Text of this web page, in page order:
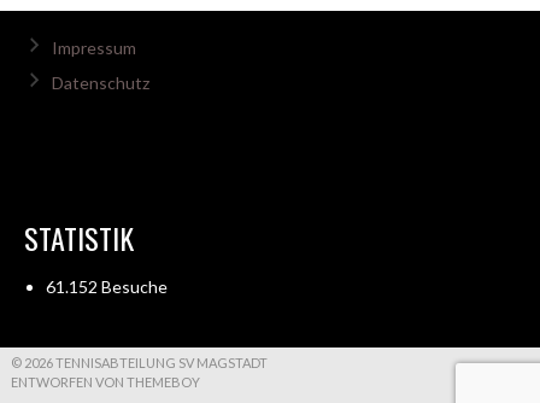
Impressum
Datenschutz
STATISTIK
61.152 Besuche
© 2026 TENNISABTEILUNG SV MAGSTADT
ENTWORFEN VON THEMEBOY